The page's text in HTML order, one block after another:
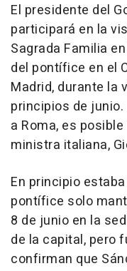
El presidente del
participará en la
Sagrada Familia
del pontífice en el
Madrid, durante la
principios de
a Roma, es
ministra italiana,
En principio
pontífice solo
8 de junio en la
de la capital, pero
confirman que